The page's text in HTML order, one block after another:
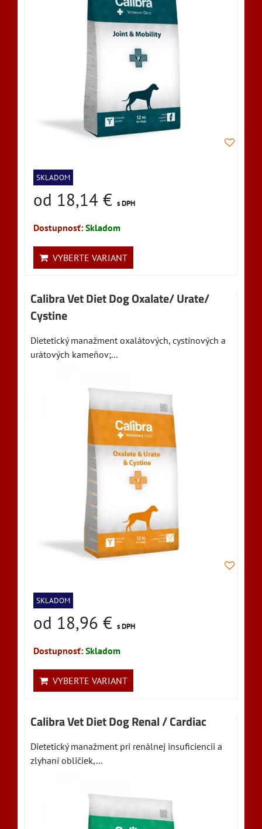
SKLADOM
od 18,14 € s DPH
Dostupnosť: Skladom
VYBERTE VARIANT
Calibra Vet Diet Dog Oxalate/ Urate/
Cystine
Dietetický manažment oxalátových, cystínových a
urátových kameňov;...
SKLADOM
od 18,96 € s DPH
Dostupnosť: Skladom
VYBERTE VARIANT
Calibra Vet Diet Dog Renal / Cardiac
Dietetický manažment pri renálnej insuficiencii a
zlyhaní obličiek,...